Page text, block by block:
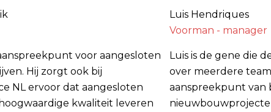
voor aangesloten
Hij zorgt ook bij
NL ervoor dat aangesloten
kwaliteit leveren
Luis Hendriques
Voorman - manager
Luis is de gene die
over meerdere
aanspreekpunt van